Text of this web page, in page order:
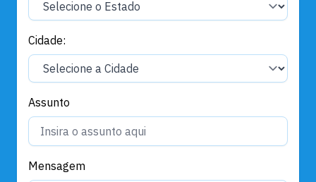
Cidade:
Assunto
Mensagem